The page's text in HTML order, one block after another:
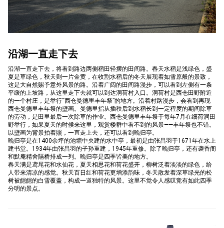
沿湖一直走下去
沿湖一直走下去，将看到路边两侧稻田轻摆的田间路。春天水稻是浅绿色，盛
夏是草绿色，秋天则一片金黄，在收割水稻后的冬天展现着如雪原般的景致，
这是大自然赐予意外风景的路。沿着广阔的田间路漫步，可以看到左侧有一条
平缓的上坡路，从这里走下去就可以到达洞荷村入口。洞荷村是西仓田野附近
的一个村庄，是举行“西仓曼德里丰年祭”的地方。沿着村路漫步，会看到再现
西仓曼德里丰年祭的壁画。曼德里指从插秧后到水稻长到一定程度的期间除草
的劳动，是田里最后一次除草的作业。西仓曼德里丰年祭于每年7月在细荷洞田
野举行，如果夏天的时候来这里，观赏楼群中看不到的风景——丰年祭也不错。
以壁画为背景拍着照，一直走上去，还可以看到晚归亭。
晚归亭是在1400余坪的池塘中央建的水中亭，最初是由张昌羽于1671年在水上
建书堂。1934年由张昌羽的子孙重建，1945年重修。除了晚归亭，还有袭香阁
和默庵精舍隔桥排成一列。晚归亭是四季皆美的地方。
春天满是鸢尾花和水仙花，夏天相思花和荷花盛开，柳树泛着淡淡的绿色，给
人带来清凉的感觉。秋天百日红和荷花更增添韵味，冬天散发着深草绿光的松
树被皑皑的白雪覆盖，构成一道独特的风景。这里不觉令人感叹竞有如此四季
分明的景点。